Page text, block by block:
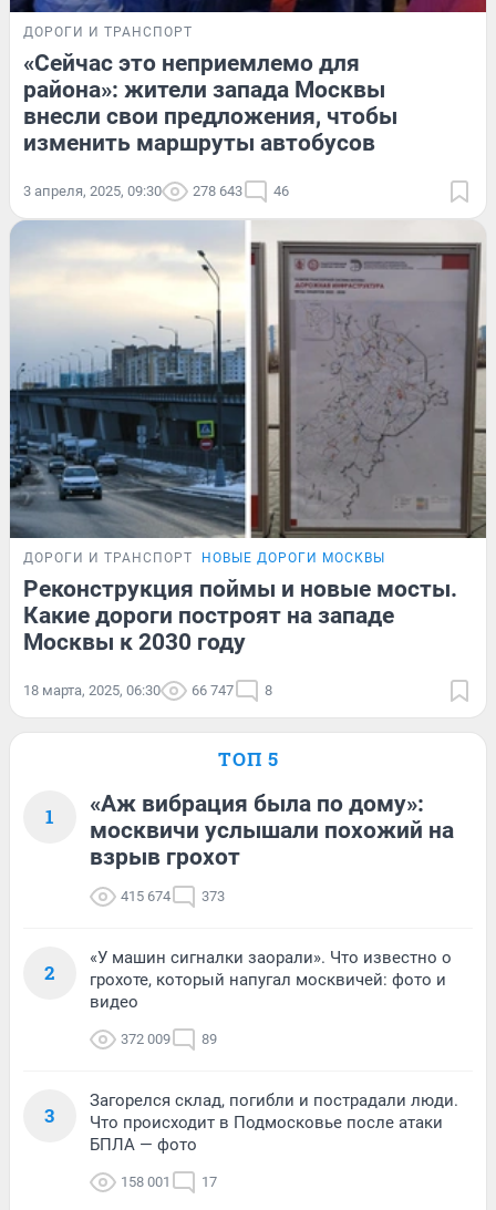
ДОРОГИ И ТРАНСПОРТ
«Сейчас это неприемлемо для
района»: жители запада Москвы
внесли свои предложения, чтобы
изменить маршруты автобусов
3 апреля, 2025, 09:30 278 643 46
ДОРОГИ И ТРАНСПОРТ НОВЫЕ ДОРОГИ МОСКВЫ
Реконструкция поймы и новые мосты.
Какие дороги построят на западе
Москвы к 2030 году
18 марта, 2025, 06:30 66 747 8
ТОП 5
1
«Аж вибрация была по дому»:
москвичи услышали похожий на
взрыв грохот
415 674 373
2
«У машин сигналки заорали». Что известно о
грохоте, который напугал москвичей: фото и
видео
372 009 89
3
Загорелся склад, погибли и пострадали люди.
Что происходит в Подмосковье после атаки
БПЛА — фото
158 001 17